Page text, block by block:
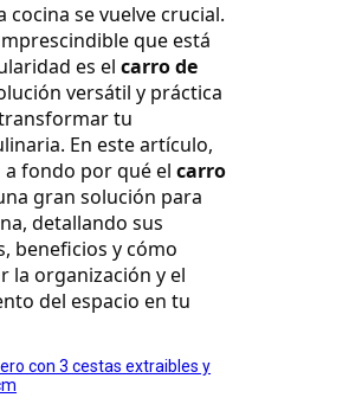
cocina se vuelve crucial.
que está
es el carro de
versátil y práctica
tu
En este artículo,
fondo por qué el carro
gran solución para
detallando sus
beneficios y cómo
la organización y el
del espacio en tu